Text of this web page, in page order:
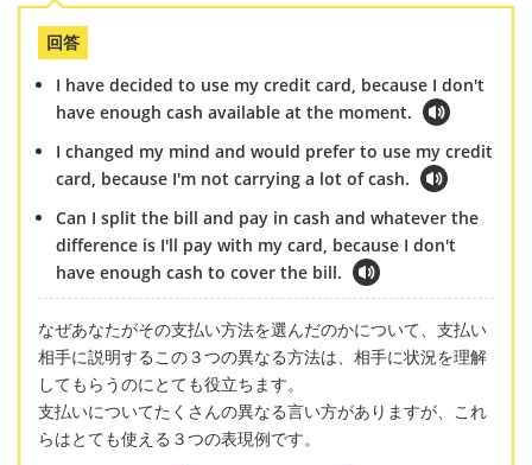
回答
I have decided to use my credit card, because I don't
have enough cash available at the moment.
I changed my mind and would prefer to use my credit
card, because I'm not carrying a lot of cash.
Can I split the bill and pay in cash and whatever the
difference is I'll pay with my card, because I don't
have enough cash to cover the bill.
なぜあなたがその支払い方法を選んだのかについて、支払い
相手に説明するこの３つの異なる方法は、相手に状況を理解
してもらうのにとても役立ちます。
支払いについてたくさんの異なる言い方がありますが、これ
らはとても使える３つの表現例です。